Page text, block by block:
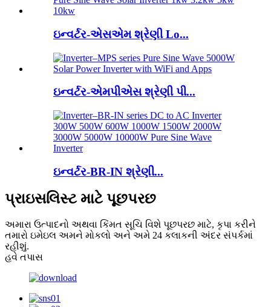
ઇન્વર્ટર-એસએમ શ્રેણી Lo...
ઇન્વર્ટર-એમપીએસ શ્રેણી પી...
ઇન્વર્ટર-BR-IN શ્રેણી...
પ્રાઇસલિસ્ટ માટે પૂછપરછ
અમારા ઉત્પાદનો અથવા કિંમત સૂચિ વિશે પૂછપરછ માટે, કૃપા કરીને
તમારો ઇમેઇલ અમને મોકલો અને અમે 24 કલાકની અંદર સંપર્કમાં
રહીશું.
હવે તપાસ